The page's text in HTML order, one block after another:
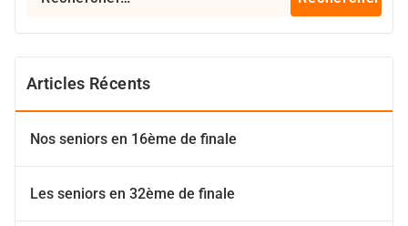
Articles Récents
Nos seniors en 16ème de finale
Les seniors en 32ème de finale